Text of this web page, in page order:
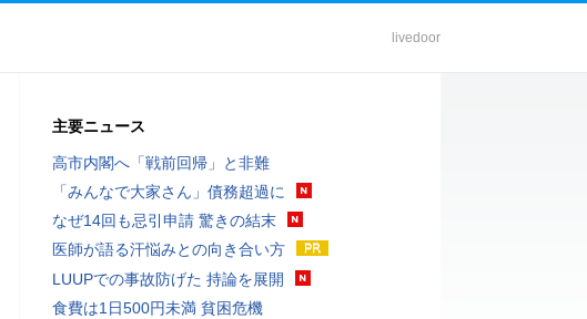
livedoor
主要ニュース
高市内閣へ「戦前回帰」と非難
「みんなで大家さん」債務超過に
なぜ14回も忌引申請 驚きの結末
医師が語る汗悩みとの向き合い方
LUUPでの事故防げた 持論を展開
食費は1日500円未満 貧困危機